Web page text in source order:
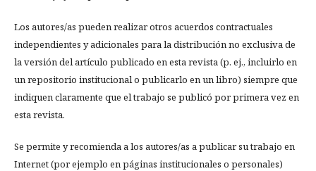
Los autores/as pueden realizar otros acuerdos contractuales
independientes y adicionales para la distribución no exclusiva de
la versión del artículo publicado en esta revista (p. ej., incluirlo en
un repositorio institucional o publicarlo en un libro) siempre que
indiquen claramente que el trabajo se publicó por primera vez en
esta revista.
Se permite y recomienda a los autores/as a publicar su trabajo en
Internet (por ejemplo en páginas institucionales o personales)